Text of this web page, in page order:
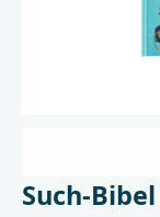
Such-Bibel